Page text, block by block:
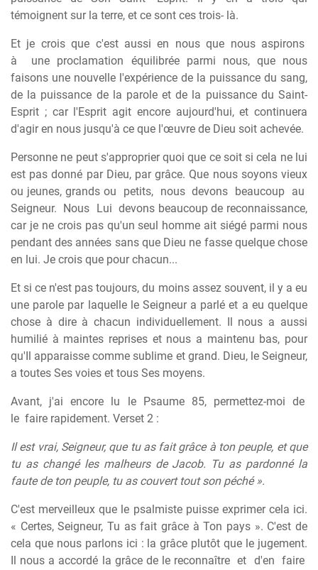
témoignent sur la terre, et ce sont ces trois- là.
Et je crois que c'est aussi en nous que nous aspirons
à
une proclamation équilibrée parmi nous, que nous
faisons une nouvelle l'expérience de la puissance du sang,
de la puissance de la parole et de la puissance du Saint-
Esprit ; car l'Esprit agit encore aujourd'hui, et continuera
d'agir en nous jusqu'à ce que l'œuvre de Dieu soit achevée.
Personne ne peut s'approprier quoi que ce soit si cela ne lui
est pas donné par Dieu, par grâce. Que nous soyons vieux
ou jeunes, grands ou
petits, nous devons beaucoup au
Seigneur. Nous Lui devons beaucoup de reconnaissance,
car je ne crois pas qu'un seul homme ait siégé parmi nous
pendant des années sans que Dieu ne fasse quelque chose
en lui. Je crois que pour chacun...
Et si ce n'est pas toujours, du moins assez souvent, il y a eu
une parole par laquelle le Seigneur a parlé et a eu quelque
chose à dire à chacun individuellement. Il nous a aussi
humilié à maintes reprises et nous a maintenu bas, pour
qu'Il apparaisse comme sublime et grand. Dieu, le Seigneur,
a toutes Ses voies et tous Ses moyens.
Avant, j'ai encore lu le Psaume 85, permettez-moi de
le faire rapidement. Verset 2 :
Il est vrai, Seigneur, que tu as fait grâce à ton peuple, etque
tu as changé les malheurs de Jacob. Tu as pardonné la
faute de ton peuple, tu as couvert tout son péché ».
C'est merveilleux que le psalmiste puisse exprimer cela ici.
« Certes, Seigneur, Tu as fait grâce à Ton pays ». C'est de
cela que nous parlons ici : la grâce plutôt que le jugement.
Il nous a accordé la grâce de le reconnaître et d'en faire